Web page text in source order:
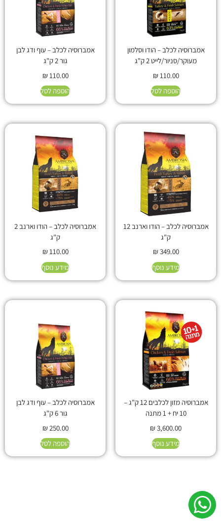
אמברוסיה לכלב – הודו וסלמון
מעוקר/סניור/לייט 2 ק"ג
₪110.00
הוספה לסל
אמברוסיה לכלב – עוף ודג לבן
גור 2 ק"ג
₪110.00
הוספה לסל
אמברוסיה לכלב – הודו וארנב 12
ק"ג
₪349.00
מידע נוסף
אמברוסיה לכלב – הודו וארנב 2
ק"ג
₪110.00
מידע נוסף
אמברוסיה מזון לכלבים 12 ק"ג –
10 יח + 1 מתנה
₪3,600.00
מידע נוסף
אמברוסיה לכלב – עוף ודג לבן
גור 6 ק"ג
₪250.00
הוספה לסל